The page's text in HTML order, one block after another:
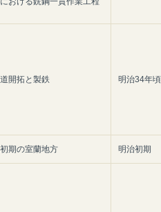
開拓と製鉄 明治34年
期の室蘭地方 明治初期